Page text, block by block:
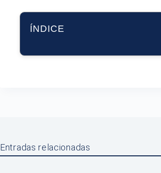
ÍNDICE
Entradas relacionadas